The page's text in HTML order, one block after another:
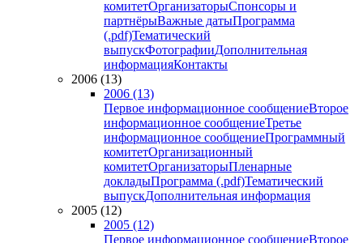
комитетОрганизаторыСпонсоры и
партнёрыВажные датыПрограмма
(.pdf)Тематический
выпускФотографииДополнительная
информацияКонтакты
2006 (13)
2006 (13)
Первое информационное сообщениеВторое
информационное сообщениеТретье
информационное сообщениеПрограммный
комитетОрганизационный
комитетОрганизаторыПленарные
докладыПрограмма (.pdf)Тематический
выпускДополнительная информация
2005 (12)
2005 (12)
Первое информационное сообщениеВторое